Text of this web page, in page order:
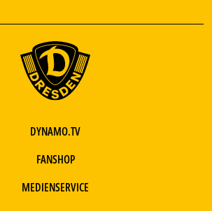
DYNAMO.TV
FANSHOP
MEDIENSERVICE